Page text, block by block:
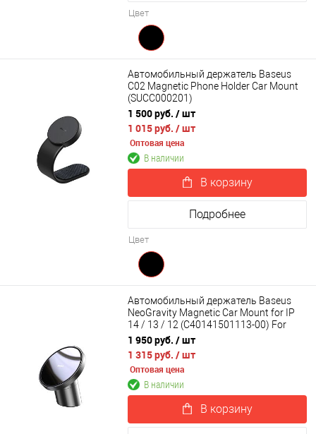
Цвет
Автомобильный держатель Baseus
C02 Magnetic Phone Holder Car Mount
(SUCC000201)
1 500 руб. / шт
1 015 руб. / шт
Оптовая цена
В наличии
В корзину
Подробнее
Цвет
Автомобильный держатель Baseus
NeoGravity Magnetic Car Mount for IP
14 / 13 / 12 (C40141501113-00) For
Dashboards and Air Outlets
1 950 руб. / шт
1 315 руб. / шт
Оптовая цена
В наличии
В корзину